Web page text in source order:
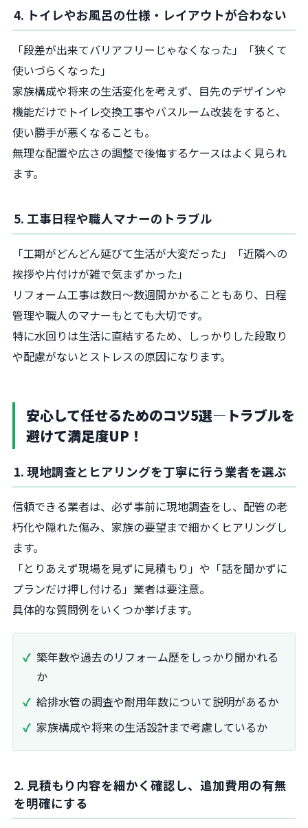
4. トイレやお風呂の仕様・レイアウトが合わない
「段差が出来てバリアフリーじゃなくなった」「狭くて
使いづらくなった」
家族構成や将来の生活変化を考えず、目先のデザインや
機能だけでトイレ交換工事やバスルーム改装をすると、
使い勝手が悪くなることも。
無理な配置や広さの調整で後悔するケースはよく見られ
ます。
5. 工事日程や職人マナーのトラブル
「工期がどんどん延びて生活が大変だった」「近隣への
挨拶や片付けが雑で気まずかった」
リフォーム工事は数日～数週間かかることもあり、日程
管理や職人のマナーもとても大切です。
特に水回りは生活に直結するため、しっかりした段取り
や配慮がないとストレスの原因になります。
安心して任せるためのコツ5選―トラブルを
避けて満足度UP！
1. 現地調査とヒアリングを丁寧に行う業者を選ぶ
信頼できる業者は、必ず事前に現地調査をし、配管の老
朽化や隠れた傷み、家族の要望まで細かくヒアリングし
ます。
「とりあえず現場を見ずに見積もり」や「話を聞かずに
プランだけ押し付ける」業者は要注意。
具体的な質問例をいくつか挙げます。
築年数や過去のリフォーム歴をしっかり聞かれる
か
給排水管の調査や耐用年数について説明があるか
家族構成や将来の生活設計まで考慮しているか
2. 見積もり内容を細かく確認し、追加費用の有無
を明確にする